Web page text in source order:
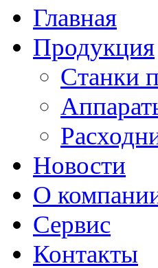
Главная
Продукция
Станки
Новости
О
Сервис
Контакты